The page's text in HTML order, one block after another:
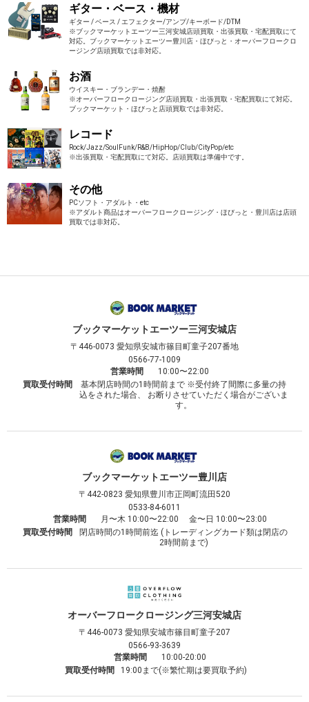
ギター・ベース・機材
ギター / ベース / エフェクター/アンプ/キーボード/DTM
※ブックマーケットエーツー三河安城店頭買取・出張買取・宅配買取にて
対応。ブックマーケットエーツー豊川店・ほびっと・オーバーフロークロ
ージング店頭買取では非対応。
お酒
ウイスキー・ブランデー・焼酎
※オーバーフロークロージング店頭買取・出張買取・宅配買取にて対応。
ブックマーケット・ほびっと店頭買取では非対応。
レコード
Rock/Jazz/SoulFunk/R&B/HipHop/Club/CityPop/etc
※出張買取・宅配買取にて対応。店頭買取は準備中です。
その他
PCソフト・アダルト・etc
※アダルト商品はオーバーフロークロージング・ほびっと・豊川店は店頭
買取では非対応。
ブックマーケットエーツー三河安城店
〒446-0073 愛知県安城市篠目町童子207番地
0566-77-1009
営業時間
10:00〜22:00
買取受付時間
基本閉店時間の1時間前まで ※受付終了間際に多量の持
込をされた場合、 お断りさせていただく場合がございま
す。
ブックマーケットエーツー豊川店
〒442-0823 愛知県豊川市正岡町流田520
0533-84-6011
営業時間
月〜木 10:00〜22:00 金〜日 10:00〜23:00
買取受付時間
閉店時間の1時間前迄 (トレーディングカード類は閉店の
2時間前まで)
オーバーフロークロージング三河安城店
〒446-0073 愛知県安城市篠目町童子207
0566-93-3639
営業時間
10:00-20:00
買取受付時間
19:00まで(※繁忙期は要買取予約)